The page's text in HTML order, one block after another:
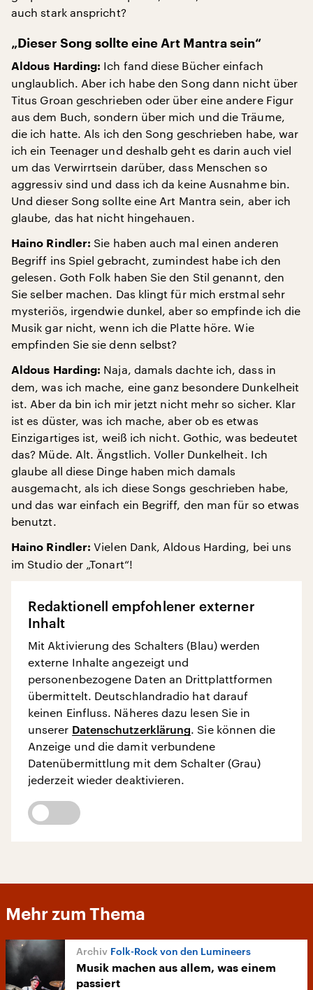
auch stark anspricht?
„Dieser Song sollte eine Art Mantra sein“
Aldous Harding: Ich fand diese Bücher einfach
unglaublich. Aber ich habe den Song dann nicht über
Titus Groan geschrieben oder über eine andere Figur
aus dem Buch, sondern über mich und die Träume,
die ich hatte. Als ich den Song geschrieben habe, war
ich ein Teenager und deshalb geht es darin auch viel
um das Verwirrtsein darüber, dass Menschen so
aggressiv sind und dass ich da keine Ausnahme bin.
Und dieser Song sollte eine Art Mantra sein, aber ich
glaube, das hat nicht hingehauen.
Haino Rindler: Sie haben auch mal einen anderen
Begriff ins Spiel gebracht, zumindest habe ich den
gelesen. Goth Folk haben Sie den Stil genannt, den
Sie selber machen. Das klingt für mich erstmal sehr
mysteriös, irgendwie dunkel, aber so empfinde ich die
Musik gar nicht, wenn ich die Platte höre. Wie
empfinden Sie sie denn selbst?
Aldous Harding: Naja, damals dachte ich, dass in
dem, was ich mache, eine ganz besondere Dunkelheit
ist. Aber da bin ich mir jetzt nicht mehr so sicher. Klar
ist es düster, was ich mache, aber ob es etwas
Einzigartiges ist, weiß ich nicht. Gothic, was bedeutet
das? Müde. Alt. Ängstlich. Voller Dunkelheit. Ich
glaube all diese Dinge haben mich damals
ausgemacht, als ich diese Songs geschrieben habe,
und das war einfach ein Begriff, den man für so etwas
benutzt.
Haino Rindler:Vielen Dank, Aldous Harding, bei uns
im Studio der „Tonart“!
Redaktionell empfohlener externer
Inhalt
Mit Aktivierung des Schalters (Blau) werden
externe Inhalte angezeigt und
personenbezogene Daten an Drittplattformen
übermittelt. Deutschlandradio hat darauf
keinen Einfluss. Näheres dazu lesen Sie in
unserer Datenschutzerklärung. Sie können die
Anzeige und die damit verbundene
Datenübermittlung mit dem Schalter (Grau)
jederzeit wieder deaktivieren.
Mehr zum Thema
Folk-Rock von den Lumineers
Musik machen aus allem, was einem
passiert